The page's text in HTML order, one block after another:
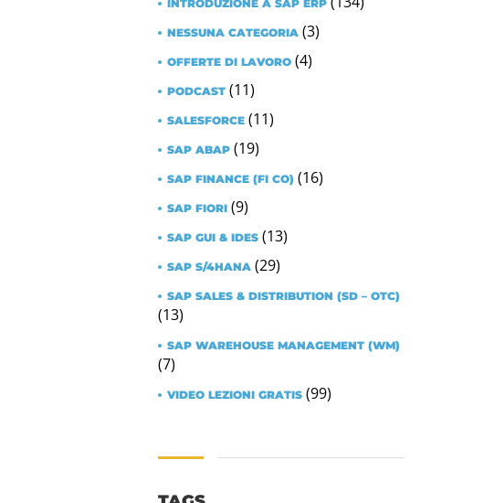
INTRODUZIONE A SAP ERP
NESSUNA CATEGORIA (3)
OFFERTE DI LAVORO (4)
PODCAST (11)
SALESFORCE (11)
SAP ABAP (19)
SAP FINANCE (FI CO) (16)
SAP FIORI (9)
SAP GUI & IDES (13)
SAP S/4HANA (29)
SAP SALES & DISTRIBUTION (SD – OTC)
(13)
SAP WAREHOUSE MANAGEMENT (WM)
(7)
VIDEO LEZIONI GRATIS (99)